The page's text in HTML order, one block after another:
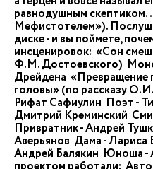
равнодушным
Мефистотелем»).
диске - и вы поймете,
инсценировок: «Сон
Ф.М. Достоевского)
Дрейдена «Превращение
головы» (по рассказу
Рифат Сафиулин Поэт -
Дмитрий Креминский
Привратник - Андрей
Аверьянов Дама - Лариса
Андрей Балякин Юноша -